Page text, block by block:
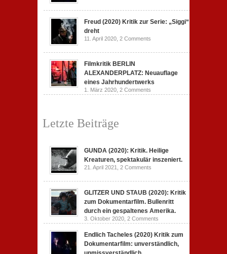
Freud (2020) Kritik zur Serie: „Siggi“
dreht
11. April 2020, 2 Comments
Filmkritik BERLIN
ALEXANDERPLATZ: Neuauflage
eines Jahrhundertwerks
1. März 2020, 2 Comments
Letzte Beiträge
GUNDA (2020): Kritik. Heilige
Kreaturen, spektakulär inszeniert.
21. April 2021, 2 Comments
GLITZER UND STAUB (2020): Kritik
zum Dokumentarfilm. Bullenritt
durch ein gespaltenes Amerika.
3. Oktober 2020, 2 Comments
Endlich Tacheles (2020) Kritik zum
Dokumentarfilm: unverständlich,